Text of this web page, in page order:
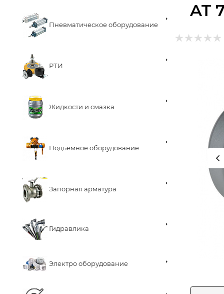
Пневматическое оборудование
РТИ
Жидкости и смазка
Подъемное оборудование
Запорная арматура
Гидравлика
Электро оборудование
AT